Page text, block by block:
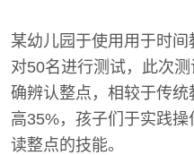
某幼儿园于使用用于时
对50名进行测试，此次
确辨认整点，相较于传
高35%，孩子们于实践
读整点的技能。